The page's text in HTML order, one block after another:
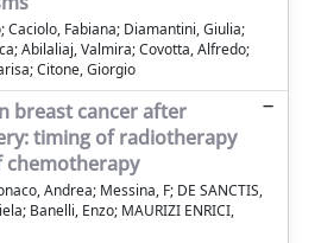
Caciolo, Fabiana; Diamantini, Giulia;
Abilaliaj, Valmira; Covotta, Alfredo;
Citone, Giorgio
breast cancer after
timing of radiotherapy
chemotherapy
Andrea; Messina, F; DE SANCTIS,
Banelli, Enzo; MAURIZI ENRICI,